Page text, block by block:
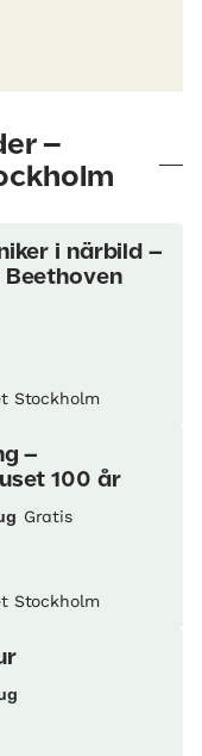
–
i närbild –
Beethoven
Stockholm
–
100 år
Gratis
Stockholm